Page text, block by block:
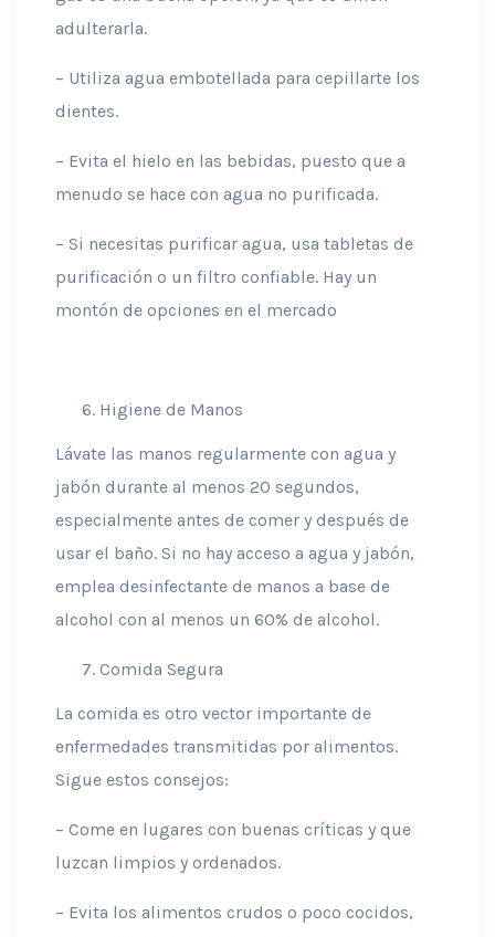
adulterarla.
– Utiliza agua embotellada para cepillarte los
dientes.
– Evita el hielo en las bebidas, puesto que a
menudo se hace con agua no purificada.
– Si necesitas purificar agua, usa tabletas de
purificación o un filtro confiable. Hay un
montón de opciones en el mercado
Higiene de Manos
Lávate las manos regularmente con agua y
jabón durante al menos 20 segundos,
especialmente antes de comer y después de
usar el baño. Si no hay acceso a agua y jabón,
emplea desinfectante de manos a base de
alcohol con al menos un 60% de alcohol.
Comida Segura
La comida es otro vector importante de
enfermedades transmitidas por alimentos.
Sigue estos consejos:
– Come en lugares con buenas críticas y que
luzcan limpios y ordenados.
– Evita los alimentos crudos o poco cocidos,